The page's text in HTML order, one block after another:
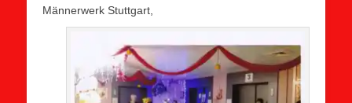
Männerwerk Stuttgart,